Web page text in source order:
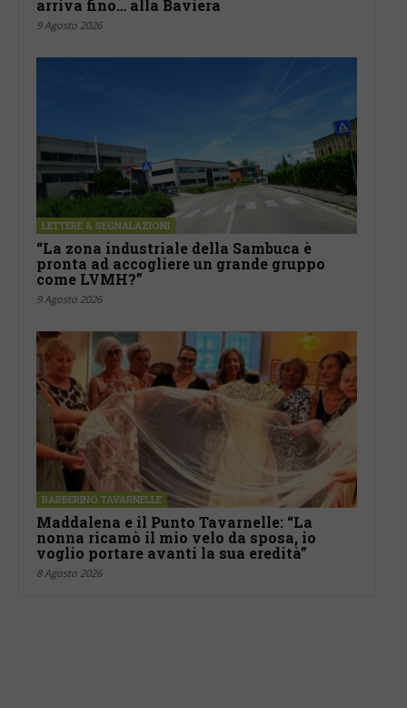
arriva fino… alla Baviera
9 Agosto 2026
LETTERE & SEGNALAZIONI
“La zona industriale della Sambuca è
pronta ad accogliere un grande gruppo
come LVMH?”
9 Agosto 2026
BARBERINO TAVARNELLE
Maddalena e il Punto Tavarnelle: “La
nonna ricamò il mio velo da sposa, io
voglio portare avanti la sua eredità”
8 Agosto 2026